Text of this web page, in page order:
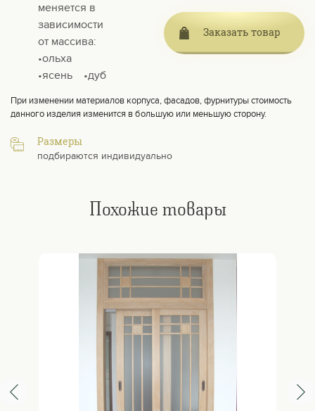
меняется в
зависимости
от массива:
•ольха
•ясень⠀ •дуб
Заказать товар
При изменении материалов корпуса, фасадов, фурнитуры стоимость
данного изделия изменится в большую или меньшую сторону.
Размеры
подбираются индивидуально
Похожие товары